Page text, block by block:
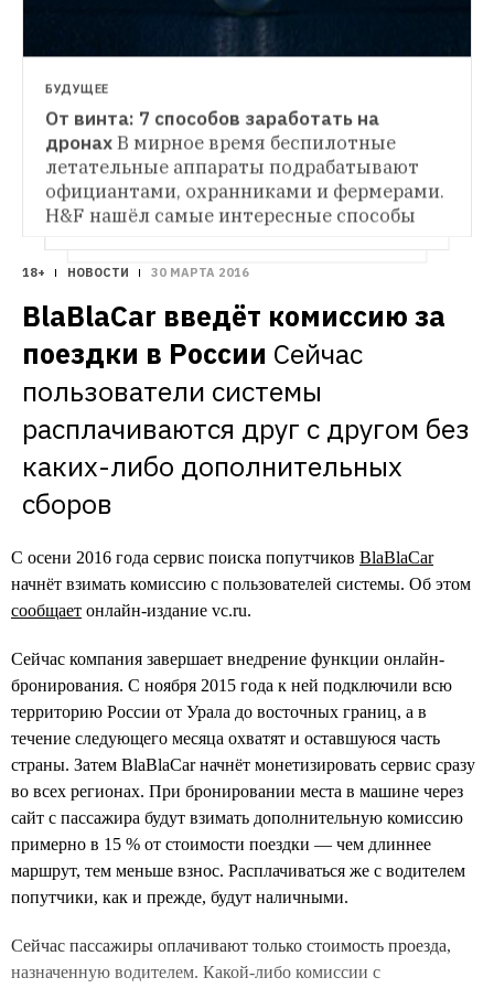
БУДУЩЕЕ
От винта: 7 способов заработать на
дронах В мирное время беспилотные
летательные аппараты подрабатывают
официантами, охранниками и фермерами.
H&F нашёл самые интересные способы
18+ НОВОСТИ 30 МАРТА 2016
BlaBlaCar введёт комиссию за
поездки в России Сейчас
пользователи системы
расплачиваются друг с другом без
каких-либо дополнительных
сборов
С осени 2016 года сервис поиска попутчиков BlaBlaCar
начнёт взимать комиссию с пользователей системы. Об этом
сообщает онлайн-издание vc.ru.
Сейчас компания завершает внедрение функции онлайн-
бронирования. С ноября 2015 года к ней подключили всю
территорию России от Урала до восточных границ, а в
течение следующего месяца охватят и оставшуюся часть
страны. Затем BlaBlaCar начнёт монетизировать сервис сразу
во всех регионах. При бронировании места в машине через
сайт с пассажира будут взимать дополнительную комиссию
примерно в 15 % от стоимости поездки — чем длиннее
маршрут, тем меньше взнос. Расплачиваться же с водителем
попутчики, как и прежде, будут наличными.
Сейчас пассажиры оплачивают только стоимость проезда,
назначенную водителем. Какой-либо комиссии с